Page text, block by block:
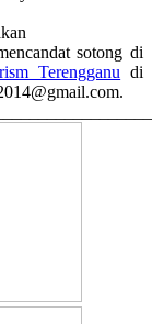
sotong di
Terengganu di